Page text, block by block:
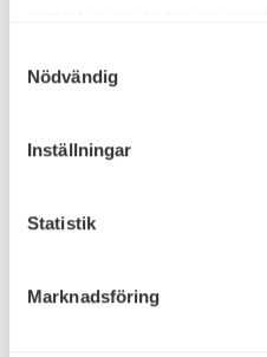
Nödvändig
Inställningar
Statistik
Marknadsföring